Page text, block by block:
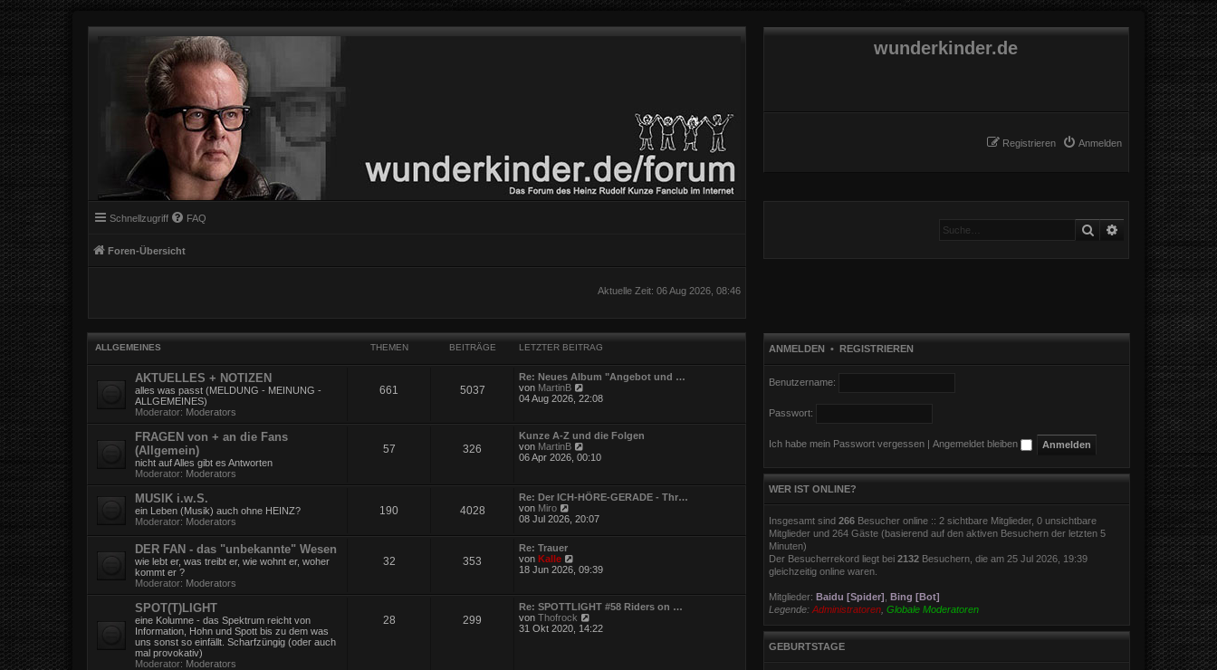
wunderkinder.de
Anmelden
Registrieren
Schnellzugriff FAQ
Foren-Übersicht
Suche Erweiterte Suche
Aktuelle Zeit: 06 Aug 2026, 08:46
ALLGEMEINES THEMEN BEITRÄGE LETZTER BEITRAG
AKTUELLES + NOTIZEN
alles was passt (MELDUNG - MEINUNG -
ALLGEMEINES)
Moderator: Moderators
661 5037
Re: Neues Album "Angebot und …
von MartinB
e
s
t
e
r
e
i
r
g
04 Aug 2026, 22:08
FRAGEN von + an die Fans
(Allgemein)
nicht auf Alles gibt es Antworten
Moderator: Moderators
57 326
Kunze A-Z und die Folgen
von MartinB
e
s
t
r
t
r
g
06 Apr 2026, 00:10
MUSIK i.w.S.
ein Leben (Musik) auch ohne HEINZ?
Moderator: Moderators
190 4028
Re: Der ICH-HÖRE-GERADE - Thr…
von Miro
e
e
t
e
B
e
i
t
08 Jul 2026, 20:07
DER FAN - das "unbekannte" Wesen
wie lebt er, was treibt er, wie wohnt er, woher
kommt er ?
Moderator: Moderators
32 353
Re: Trauer
vonKalle
e
s
t
e
r
18 Jun 2026, 09:39
SPOT(T)LIGHT
eine Kolumne - das Spektrum reicht von
Information, Hohn und Spott bis zu dem was
uns sonst so einfällt. Scharfzüngig (oder auch
mal provokativ)
Moderator: Moderators
28 299
Re: SPOTTLIGHT #58 Riders on …
vonThofrock
e
31 Okt 2020, 14:22
ANMELDEN • REGISTRIEREN
Benutzername:
Passwort:
Ich habe mein Passwort vergessen Angemeldet bleiben
WER IST ONLINE?
Insgesamt sind 266Besucher online :: 2 sichtbare Mitglieder, 0 unsichtbare
Mitglieder und 264 Gäste (basierend auf den aktiven Besuchern der letzten 5
Minuten)
Der Besucherrekord liegt bei 2132Besuchern, die am 25 Jul 2026, 19:39
gleichzeitig online waren.
Mitglieder: Baidu [Spider] Bing [Bot]
Legende: Administratoren, Globale Moderatoren
GEBURTSTAGE